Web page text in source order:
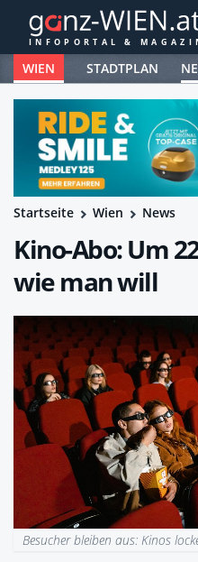
WIEN STADTPLAN
Startseite Wien News
Kino-Abo: Um
wie man will
Besucher bleiben aus: Kinos